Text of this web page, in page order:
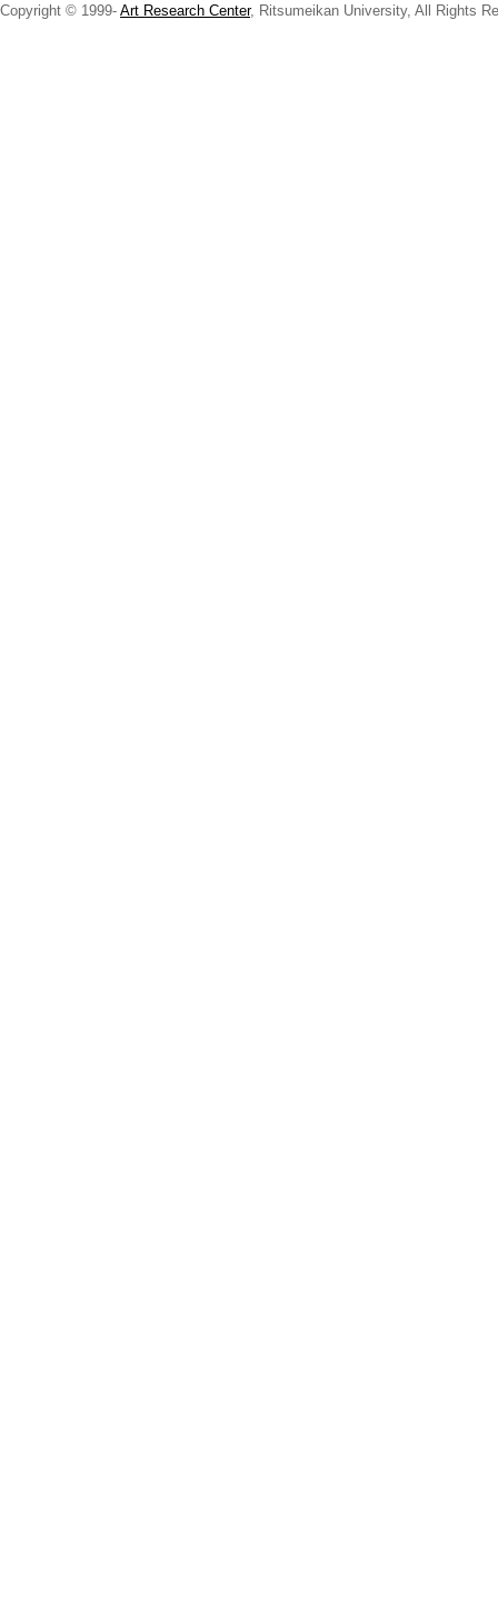
Copyright © 1999- Art Research Center, Ritsumeikan University, All Rights